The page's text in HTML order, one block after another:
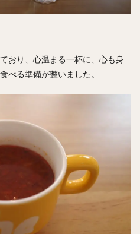
おり、心温まる一杯に、心も身
べる準備が整いました。